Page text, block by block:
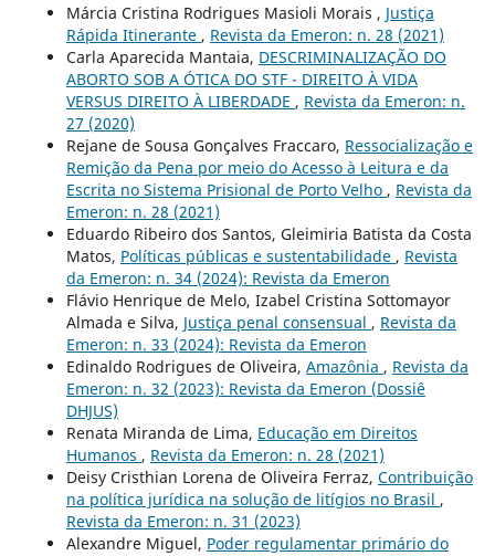
Márcia Cristina Rodrigues Masioli Morais , Justiça
Rápida Itinerante , Revista da Emeron: n. 28 (2021)
Carla Aparecida Mantaia, DESCRIMINALIZAÇÃO DO
ABORTO SOB A ÓTICA DO STF - DIREITO À VIDA
VERSUS DIREITO À LIBERDADE , Revista da Emeron: n.
27 (2020)
Rejane de Sousa Gonçalves Fraccaro, Ressocialização e
Remição da Pena por meio do Acesso à Leitura e da
Escrita no Sistema Prisional de Porto Velho , Revista da
Emeron: n. 28 (2021)
Eduardo Ribeiro dos Santos, Gleimiria Batista da Costa
Matos, Políticas públicas e sustentabilidade , Revista
da Emeron: n. 34 (2024): Revista da Emeron
Flávio Henrique de Melo, Izabel Cristina Sottomayor
Almada e Silva, Justiça penal consensual , Revista da
Emeron: n. 33 (2024): Revista da Emeron
Edinaldo Rodrigues de Oliveira, Amazônia , Revista da
Emeron: n. 32 (2023): Revista da Emeron (Dossiê
DHJUS)
Renata Miranda de Lima, Educação em Direitos
Humanos , Revista da Emeron: n. 28 (2021)
Deisy Cristhian Lorena de Oliveira Ferraz, Contribuição
na política jurídica na solução de litígios no Brasil ,
Revista da Emeron: n. 31 (2023)
Alexandre Miguel, Poder regulamentar primário do